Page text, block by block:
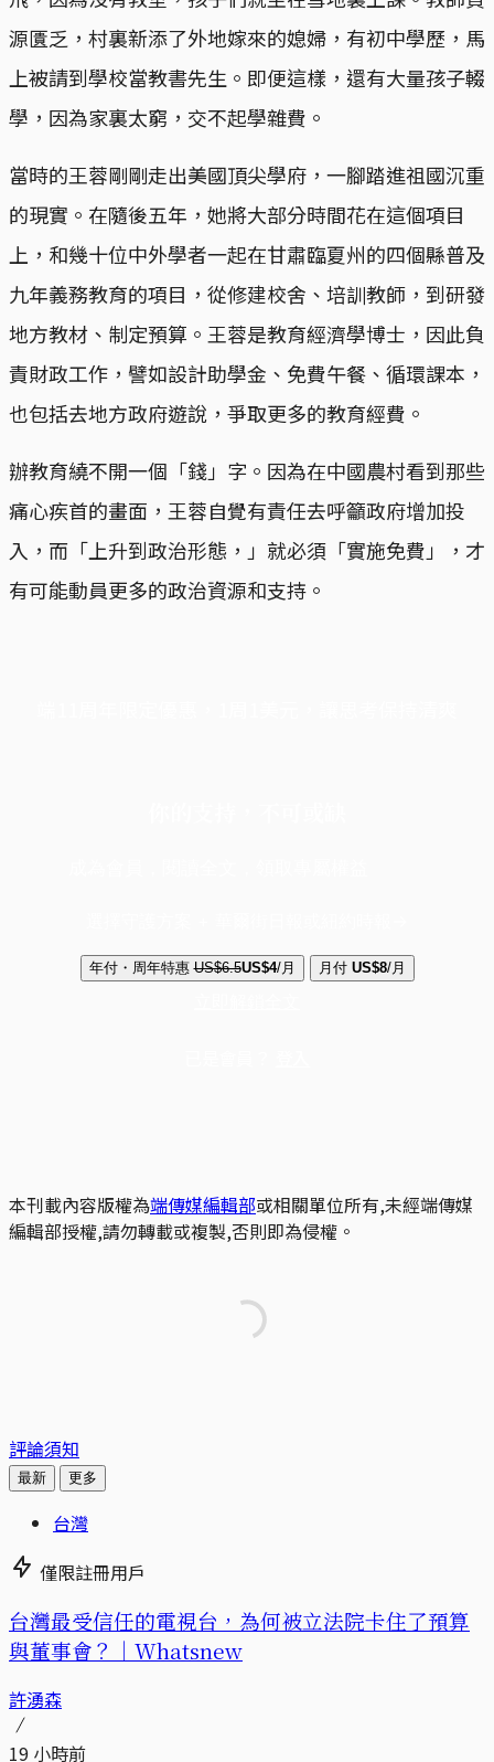
源匱乏，村裏新添了外地嫁來的媳婦，有初中學歷，馬
上被請到學校當教書先生。即便這樣，還有大量孩子輟
學，因為家裏太窮，交不起學雜費。
當時的王蓉剛剛走出美國頂尖學府，一腳踏進祖國沉重
的現實。在隨後五年，她將大部分時間花在這個項目
上，和幾十位中外學者一起在甘肅臨夏州的四個縣普及
九年義務教育的項目，從修建校舍、培訓教師，到研發
地方教材、制定預算。王蓉是教育經濟學博士，因此負
責財政工作，譬如設計助學金、免費午餐、循環課本，
也包括去地方政府遊說，爭取更多的教育經費。
辦教育繞不開一個「錢」字。因為在中國農村看到那些
痛心疾首的畫面，王蓉自覺有責任去呼籲政府增加投
入，而「上升到政治形態，」就必須「實施免費」，才
有可能動員更多的政治資源和支持。
年付・周年特惠 US$6.5US$4/月 月付 US$8/月
本刊載內容版權為端傳媒編輯部或相關單位所有,未經端傳媒
編輯部授權,請勿轉載或複製,否則即為侵權。
評論須知
最新 更多
台灣
僅限註冊用戶
台灣最受信任的電視台，為何被立法院卡住了預算
與董事會？｜Whatsnew
許湧森
19 小時前